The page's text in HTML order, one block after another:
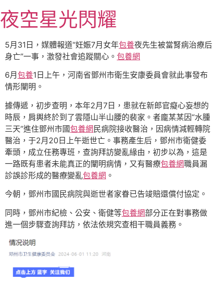
至
主
要
內
夜空星光閃耀
5月31日，媒體報道“妊娠7月女年包養夜先生被當腎病治療后
身亡”一事，激發社會追蹤關心。 包養網
6月 包養1日上午，河南省鄧州市衛生安康委員會就此事發布
情形闡明。
據傳遞，初步查明，本年2月7日，患就在新郎官癡心妄想的
時辰，肩輿終於到了雲隱山半山腰的裴家。者龐某某因“水腫
三天”進住鄧州市國包養網民病院接收醫治，因病情減輕轉院
醫治，于2月20日上午逝世亡。事務產生后，鄧州市衛健委
牽頭，成立任務專班，查詢拜訪變亂緣由，初步以為，這是
一路既有患者未能真正的闡明病情，又有醫療包養網職員漏
診誤診形成的醫療變亂包養網 。
今朝，鄧州市國民病院與逝世者家眷已告竣賠還償付協定。
同時，鄧州市紀檢、公安、衛健等包養網部分正在對事務做
進一個步驟查詢拜訪，依法依規究查相干職員義務。